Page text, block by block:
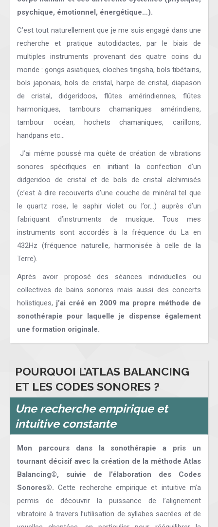
psychique, émotionnel, énergétique…).
C’est tout naturellement que je me suis engagé dans une
recherche et pratique autodidactes, par le biais de
multiples instruments provenant des quatre coins du
monde : gongs asiatiques, cloches tingsha, bols tibétains,
bols japonais, bols de cristal, harpe de cristal, diapason
de cristal, didgeridoos, flûtes amérindiennes, flûtes
harmoniques, tambours chamaniques amérindiens,
tambour océan, hochets chamaniques, carillons,
handpans etc…
J’ai même poussé ma quête de création de vibrations
sonores spécifiques en initiant la confection d’un
didgeridoo de cristal et de bols de cristal alchimisés
(c’est à dire recouverts d’une couche de minéral tel que
le quartz rose, le saphir violet ou l’or…) auprès d’un
fabriquant d’instruments de musique. Tous mes
instruments sont accordés à la fréquence du La en
432Hz (fréquence naturelle, harmonisée à celle de la
Terre).
Après avoir proposé des séances individuelles ou
collectives de bains sonores mais aussi des concerts
holistiques, j’ai créé en 2009 ma propre méthode de
sonothérapie pour laquelle je dispense également
une formation originale.
POURQUOI L’ATLAS BALANCING
ET LES CODES SONORES ?
Une recherche empirique et
intuitive constante
Mon parcours dans la sonothérapie a pris un
tournant décisif avec la création de la méthode Atlas
Balancing©, suivie de l’élaboration des Codes
Sonores©. Cette recherche empirique et intuitive m’a
permis de découvrir la puissance de l’alignement
vibratoire à travers l’utilisation de syllabes sacrées et de